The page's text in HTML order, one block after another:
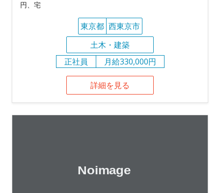
円、宅
東京都 西東京市
土木・建築
正社員
月給330,000円
詳細を見る